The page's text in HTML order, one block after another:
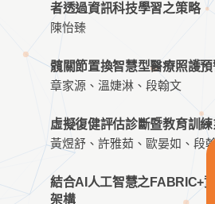
者透過資訊科技學習之策略
陳怡臻
髖關節置換智慧型醫療照護
章家源、溫婕淋、段翰文
虛擬復健評估診斷暨教育訓
黃煜舒、許雅茹、歐晏如、段翰
結合AI人工智慧之FABRIC+
架構